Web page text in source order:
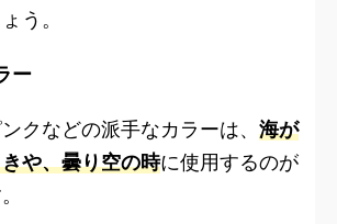
う。
ー
クなどの派手なカラーは、 海が
や、曇り空の時に使用するのが